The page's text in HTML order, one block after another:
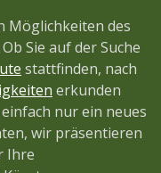
Möglichkeiten des
Sie auf der Suche
stattfinden, nach
erkunden
nur ein neues
wir präsentieren
Ihre